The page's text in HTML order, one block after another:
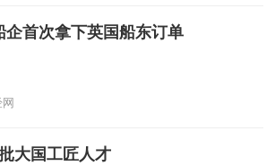
企首次拿下英国船东订单
大国工匠人才